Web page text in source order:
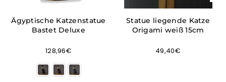
Ägyptische Katzenstatue
Bastet Deluxe
Normaler
Preis
128,96€
Statue liegende Katze
Origami weiß 15cm
Normaler
49,40€